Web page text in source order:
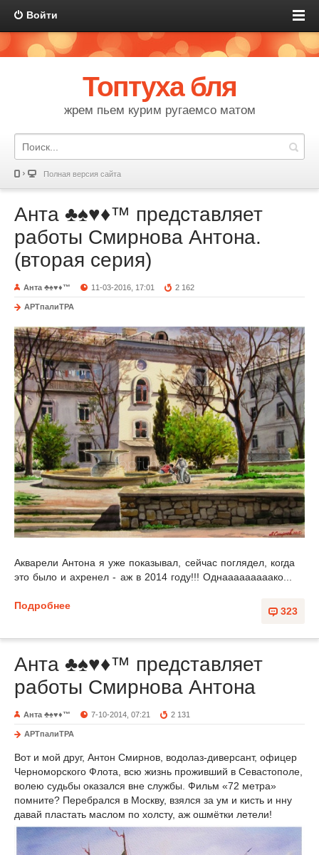
Войти
Топтуха бля
жрем пьем курим ругаемсо матом
Полная версия сайта
Анта ♣♠♥♦™ представляет
работы Смирнова Антона.
(вторая серия)
Анта ♣♠♥♦™ 11-03-2016, 17:01 2 162
АРТпалиТРА
Акварели Антона я уже показывал, сейчас поглядел, когда
это было и ахренел - аж в 2014 году!!! Однааааааааако...
323
Подробнее
Анта ♣♠♥♦™ представляет
работы Смирнова Антона
Анта ♣♠♥♦™ 7-10-2014, 07:21 2 131
АРТпалиТРА
Вот и мой друг, Антон Смирнов, водолаз-диверсант, офицер
Черноморского Флота, всю жизнь проживший в Севастополе,
волею судьбы оказался вне службы. Фильм «72 метра»
помните? Перебрался в Москву, взялся за ум и кисть и нну
давай пластать маслом по холсту, аж ошмётки летели!